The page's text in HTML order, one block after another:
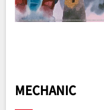
MECHANIC